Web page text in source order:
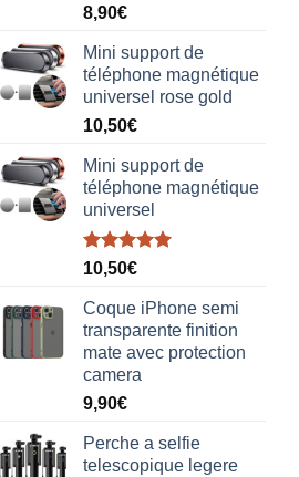
Note5.00
8,90€
Mini support de
téléphone magnétique
universel rose gold
10,50€
Mini support de
téléphone magnétique
universel
Note5.00
10,50€
Coque iPhone semi
transparente finition
mate avec protection
camera
9,90€
Perche a selfie
telescopique legere